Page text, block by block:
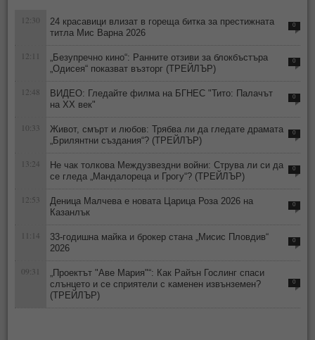
12:30
24 красавици влизат в гореща битка за престижната
титла Мис Варна 2026
0
12:11
„Безупречно кино“: Ранните отзиви за блокбъстъра
„Одисея“ показват възторг (ТРЕЙЛЪР)
0
12:48
ВИДЕО: Гледайте филма на БГНЕС "Тито: Палачът
на ХХ век"
0
10:33
Живот, смърт и любов: Трябва ли да гледате драмата
„Брилянтни създания“? (ТРЕЙЛЪР)
0
13:24
Не чак толкова Междузвездни войни: Струва ли си да
се гледа „Мандалореца и Грогу“? (ТРЕЙЛЪР)
0
12:53
Деница Малчева е новата Царица Роза 2026 на
Казанлък
0
11:14
33-годишна майка и брокер стана „Мисис Пловдив“
2026
0
09:31
„Проектът "Аве Мария"“: Как Райън Гослинг спаси
слънцето и се сприятели с каменен извънземен?
(ТРЕЙЛЪР)
0